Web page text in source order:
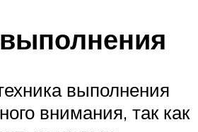
выполнения
внимания, так как